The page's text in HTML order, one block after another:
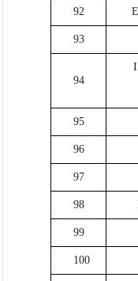
92
93
94
95
96
97
98
99
100